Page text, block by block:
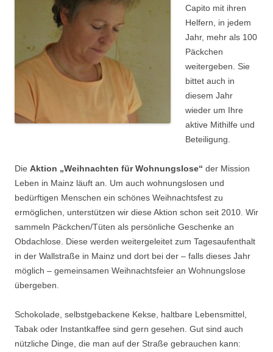
Capito mit ihren
Helfern, in jedem
Jahr, mehr als 100
Päckchen
weitergeben. Sie
bittet auch in
diesem Jahr
wieder um Ihre
aktive Mithilfe und
Beteiligung.
Die Aktion „Weihnachten für Wohnungslose“ der Mission
Leben in Mainz läuft an. Um auch wohnungslosen und
bedürftigen Menschen ein schönes Weihnachtsfest zu
ermöglichen, unterstützen wir diese Aktion schon seit 2010. Wir
sammeln Päckchen/Tüten als persönliche Geschenke an
Obdachlose. Diese werden weitergeleitet zum Tagesaufenthalt
in der Wallstraße in Mainz und dort bei der – falls dieses Jahr
möglich – gemeinsamen Weihnachtsfeier an Wohnungslose
übergeben.
Schokolade, selbstgebackene Kekse, haltbare Lebensmittel,
Tabak oder Instantkaffee sind gern gesehen. Gut sind auch
nützliche Dinge, die man auf der Straße gebrauchen kann: